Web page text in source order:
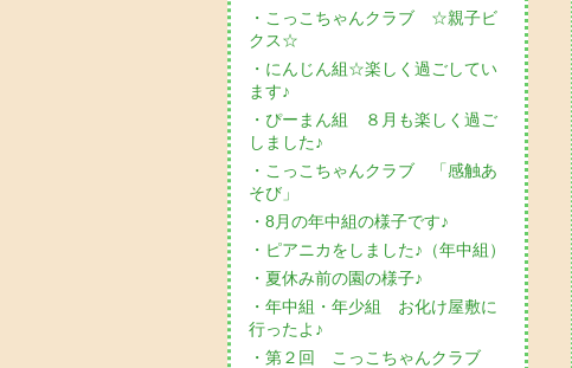
・こっこちゃんクラブ ☆親子ビ
クス☆
・にんじん組☆楽しく過ごしてい
ます♪
・ぴーまん組 ８月も楽しく過ご
しました♪
・こっこちゃんクラブ 「感触あ
そび」
・8月の年中組の様子です♪
・ピアニカをしました♪（年中組）
・夏休み前の園の様子♪
・年中組・年少組 お化け屋敷に
行ったよ♪
・第２回 こっこちゃんクラブ